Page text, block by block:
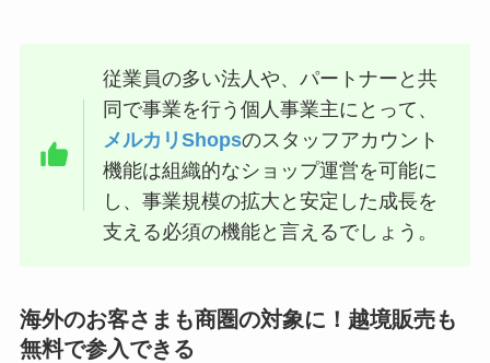
従業員の多い法人や、パートナーと共
同で事業を行う個人事業主にとって、
メルカリShopsのスタッフアカウント
機能は組織的なショップ運営を可能に
し、事業規模の拡大と安定した成長を
支える必須の機能と言えるでしょう。
海外のお客さまも商圏の対象に！越境販売も
無料で参入できる